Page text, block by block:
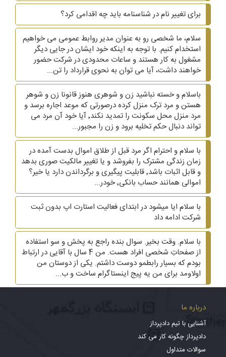
برای تغییر نام در شناسنامه باید چه اقدامی کرد؟
سلام، ما شخصی رو به عنوان مدیر روابط عمومی می خواهیم
استخدام کنیم. با توجه به اینکه خود ایشان در جایی دیگر
مشغول به کار هستند و ساعات محدودی در شرکت حضور
خواهند داشت، آیا می توان به نحوی قرارداد را تن...
باسلام و خسته نباشید زن و شوهری هنوز قانونا زن و شوهر
هستن و مرد ترک منزل کرده درصورتی که موعد اجاره برسد و
مرد منزل محل سکونت را تمدید نکند٬ آیا خود آن مرد می
تواند دنبال حکم تخلیه برود و زن را مجبور...
با سلام و احترام اگر مرد قبل از طلاق اموال بدست آمده در
زمان زندگی مشترک را بفروشد و یا تغییر مالکیت صوری بدهد
و قابل اثبات باشد٬ قابلیت پیگیری و برگرداندن دارد یا خیر؟
اموالی همانند حساب بانکی٬ خودر...
با سلام ایا میشود در ابتدای فعالیت استارت اپ بدون ثبت
شرکت ادامه داد
با سلام. وقت بخیر. سوال بنده راجع به پخش و سو استفاده
از صفحاتِ شخصی افراد هست. من 4 سال با آقایی در ارتباط
بودم که بسیار رابطمو دوست داشتم. یکی از دوستان من
اولاومد برای من یه پیج اینستاگرام ساخت و ب...
درباره ما
آشنایی با تیم دادپرداز
دادپرداز چگونه کار می کند
سوالات متداول